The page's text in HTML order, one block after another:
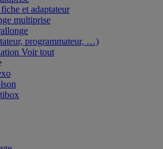
et adaptateur
multiprise
programmateur, …)
Voir tout